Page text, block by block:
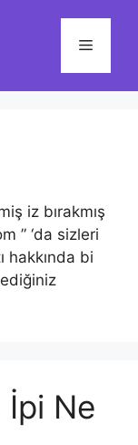
Menü
iz bırakmış
” ‘da sizleri
hakkında bi
İpi Ne